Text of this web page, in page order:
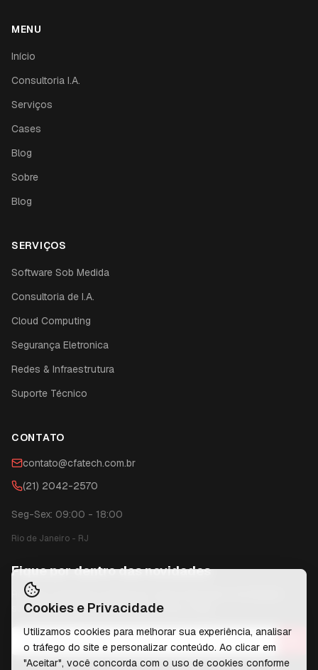
MENU
Início
Consultoria I.A.
Serviços
Cases
Blog
Sobre
Blog
SERVIÇOS
Software Sob Medida
Consultoria de I.A.
Cloud Computing
Segurança Eletronica
Redes & Infraestrutura
Suporte Técnico
CONTATO
contato@cfatech.com.br
(21) 2042-2570
Seg-Sex: 09:00 - 18:00
Rio de Janeiro - RJ
Fique por dentro das novidades
Receba conteúdos exclusivos, dicas técnicas e novidades
sobre tecnologia diretamente no seu e-mail.
Cookies e Privacidade
Utilizamos cookies para melhorar sua experiência, analisar
o tráfego do site e personalizar conteúdo. Ao clicar em
"Aceitar", você concorda com o uso de cookies conforme